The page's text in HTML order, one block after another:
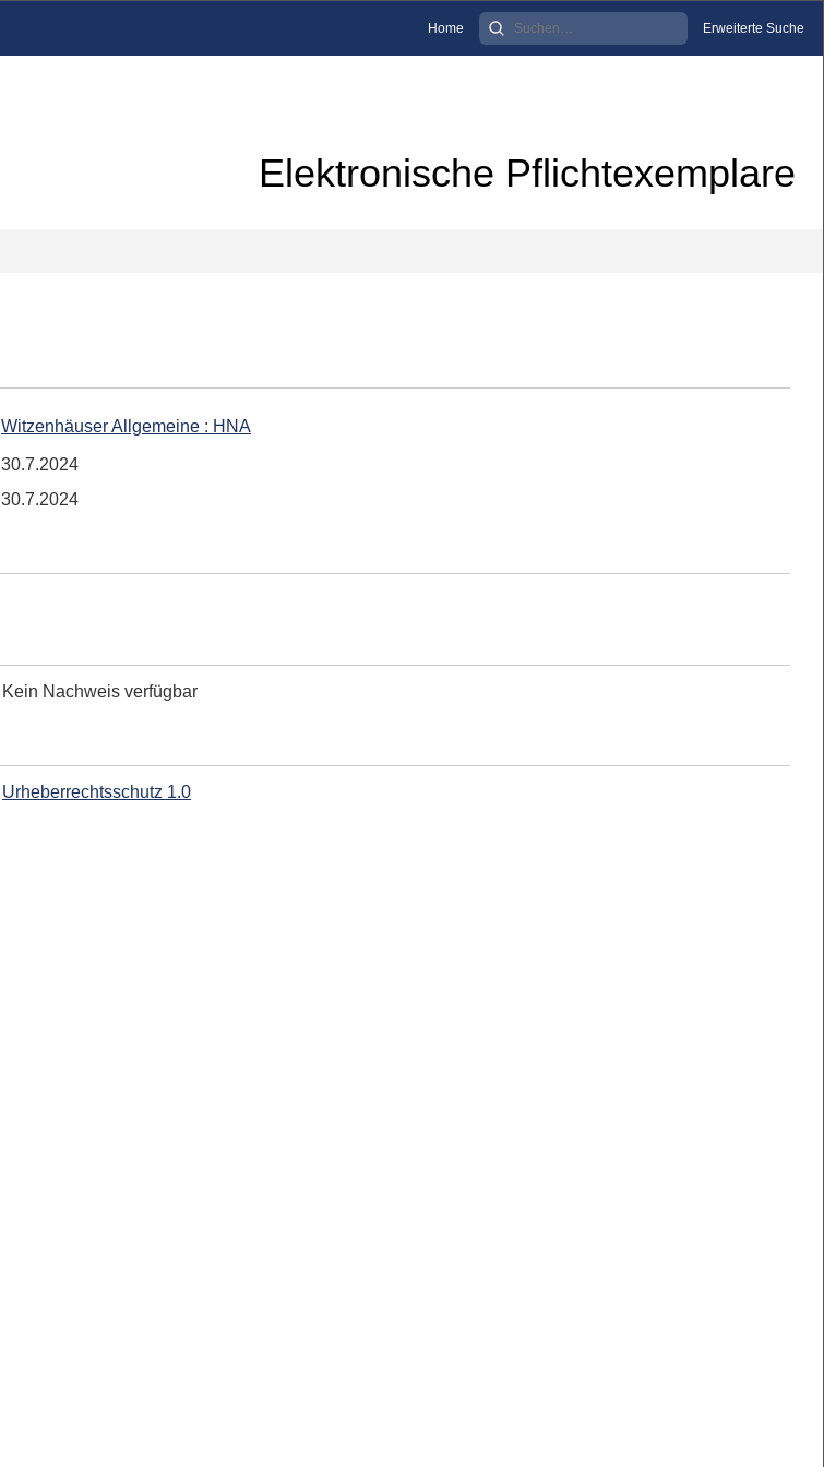
Home Erweiterte Suche
Elektronische Pflichtexemplare
Witzenhäuser Allgemeine : HNA
30.7.2024
30.7.2024
Kein Nachweis verfügbar
Urheberrechtsschutz 1.0